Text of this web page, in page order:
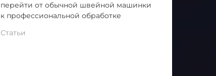
перейти от обычной швейной машинки
к профессиональной обработке
Статьи